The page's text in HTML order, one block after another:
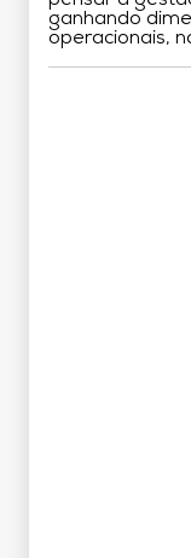
ganhando
operacionais,